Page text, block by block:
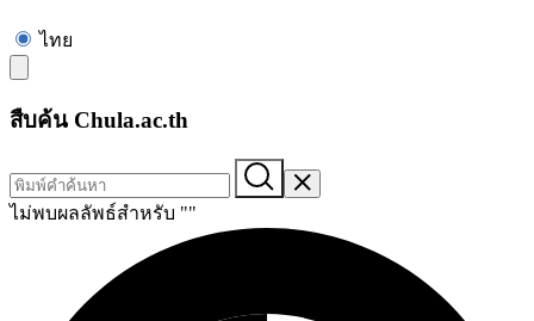
ไทย
สืบค้น Chula.ac.th
ไม่พบผลลัพธ์สำหรับ ""